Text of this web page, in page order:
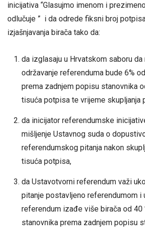
inicijativa “Glasujmo imenom i
odlučuje ” i da odrede fiksni broj
izjašnjavanja birača tako da:
da izglasaju u Hrvatskom saboru
održavanje referenduma bude 6%
prema zadnjem popisu stanovnika
tisuća potpisa te vrijeme skupljanja
da inicijator referendumske
mišljenje Ustavnog suda o
referendumskog pitanja nakon
tisuća potpisa,
da Ustavotvorni referendum važi
pitanje postavljeno referendumom i
referendum izađe više birača od 40
stanovnika prema zadnjem popisu